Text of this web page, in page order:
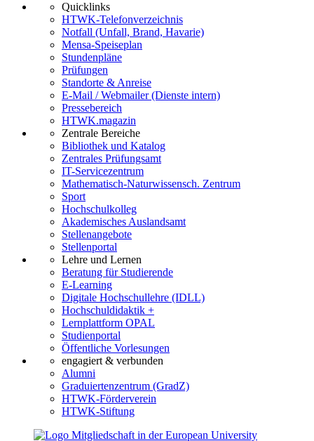
Quicklinks
HTWK-Telefonverzeichnis
Notfall (Unfall, Brand, Havarie)
Mensa-Speiseplan
Stundenpläne
Prüfungen
Standorte & Anreise
E-Mail / Webmailer (Dienste intern)
Pressebereich
HTWK.magazin
Zentrale Bereiche
Bibliothek und Katalog
Zentrales Prüfungsamt
IT-Servicezentrum
Mathematisch-Naturwissensch. Zentrum
Sport
Hochschulkolleg
Akademisches Auslandsamt
Stellenangebote
Stellenportal
Lehre und Lernen
Beratung für Studierende
E-Learning
Digitale Hochschullehre (IDLL)
Hochschuldidaktik +
Lernplattform OPAL
Studienportal
Öffentliche Vorlesungen
engagiert & verbunden
Alumni
Graduiertenzentrum (GradZ)
HTWK-Förderverein
HTWK-Stiftung